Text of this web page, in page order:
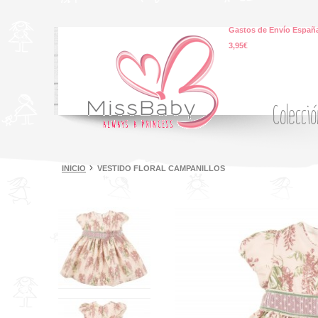
Gastos de Envío
3,95€
INICIO VESTIDO FLORAL CAMPANILLOS